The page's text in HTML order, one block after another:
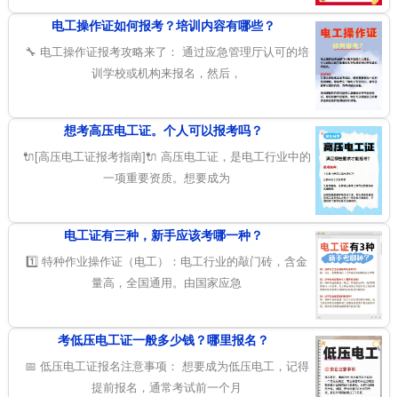
电工操作证如何报考？培训内容有哪些？
🔧 电工操作证报考攻略来了： 通过应急管理厅认可的培
训学校或机构来报名，然后，
想考高压电工证。个人可以报考吗？
🔌[高压电工证报考指南]🔌 高压电工证，是电工行业中的
一项重要资质。想要成为
电工证有三种，新手应该考哪一种？
1️⃣ 特种作业操作证（电工）：电工行业的敲门砖，含金
量高，全国通用。由国家应急
考低压电工证一般多少钱？哪里报名？
📅 低压电工证报名注意事项： 想要成为低压电工，记得
提前报名，通常考试前一个月